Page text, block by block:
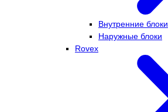
Внутренние блоки
Наружные блоки
Rovex